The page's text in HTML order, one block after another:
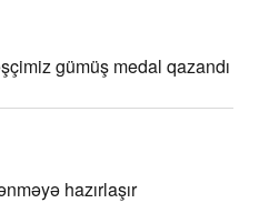
gümüş medal qazandı
hazırlaşır